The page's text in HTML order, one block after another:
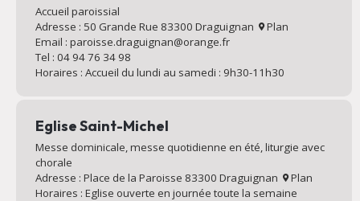
Accueil paroissial
Adresse : 50 Grande Rue 83300 Draguignan
Plan
Email : paroisse.draguignan@orange.fr
Tel : 04 94 76 34 98
Horaires : Accueil du lundi au samedi : 9h30-11h30
Eglise Saint-Michel
Messe dominicale, messe quotidienne en été, liturgie avec
chorale
Adresse : Place de la Paroisse 83300 Draguignan
Plan
Horaires : Eglise ouverte en journée toute la semaine